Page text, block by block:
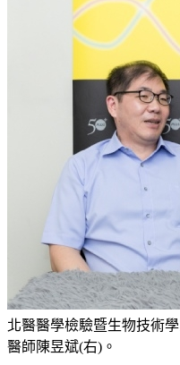
北醫醫學檢驗暨生物技術
醫師陳昱斌(右)。